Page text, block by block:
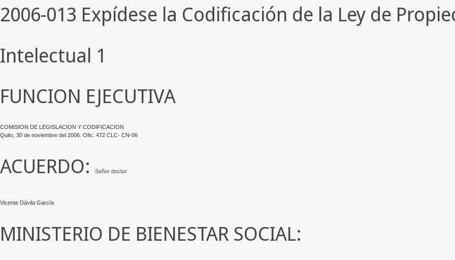
2006-013 Expídese la Codificación de la Ley de
Intelectual 1
FUNCION EJECUTIVA
COMISION DE LEGISLACION Y CODIFICACION
Quito, 30 de noviembre del 2006. Ofic. 472 CLC- CN-06
ACUERDO: Señor doctor
Vicente Dávila García
MINISTERIO DE BIENESTAR SOCIAL: